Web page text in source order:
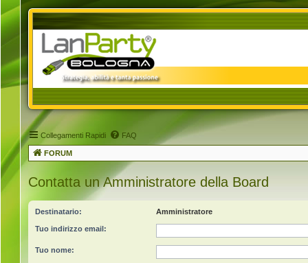
Collegamenti Rapidi FAQ
FORUM
Contatta un Amministratore della Board
Destinatario: Amministratore
Tuo indirizzo email:
Tuo nome: